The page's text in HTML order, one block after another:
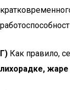
Г) Как правило,
лихорадке, жаре